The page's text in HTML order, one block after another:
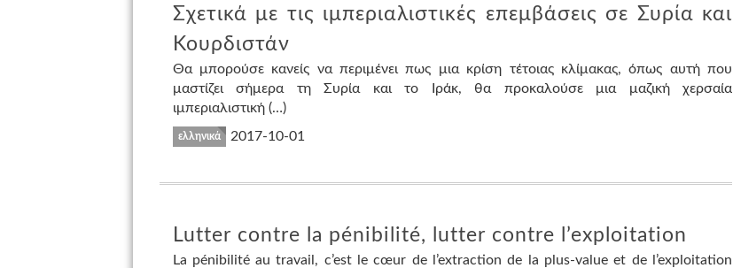
Σχετικά με τις ιμπεριαλιστικές επεμβάσεις σε Συρία και
Κουρδιστάν
Θα μπορούσε κανείς να περιμένει πως μια κρίση τέτοιας κλίμακας, όπως αυτή που
μαστίζει σήμερα τη Συρία και το Ιράκ, θα προκαλούσε μια μαζική χερσαία
ιμπεριαλιστική (…)
ελληνικά 2017-10-01
Lutter contre la pénibilité, lutter contre l’exploitation
La pénibilité au travail, c’est le cœur de l’extraction de la plus-value et de l’exploitation